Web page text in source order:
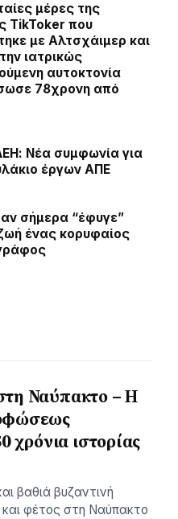
μέρες της
TikToker που
με Αλτσχάιμερ και
ιατρικώς
αυτοκτονία
78χρονη από
Νέα συμφωνία για
έργων ΑΠΕ
σήμερα “έφυγε”
ένας κορυφαίος
Ναύπακτο – Η
χρόνια ιστορίας
βαθιά βυζαντινή
φέτος στη Ναύπακτο